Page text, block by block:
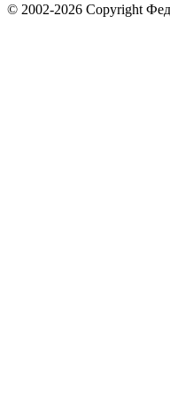
© 2002-2026 Copyright